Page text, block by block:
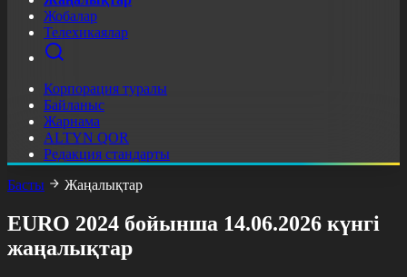
Жобалар
Телехикаялар
Корпорация туралы
Байланыс
Жарнама
ALTYN QOR
Редакция стандарты
Басты
Жаңалықтар
EURO 2024 бойынша 14.06.2026 күнгі
жаңалықтар